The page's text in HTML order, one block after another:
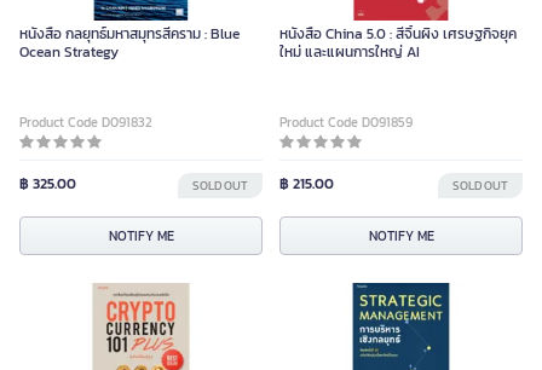
หนังสือ กลยุทธ์มหาสมุทรสีคราม : Blue
Ocean Strategy
Product Code D091832
฿ 325.00 SOLD OUT
NOTIFY ME
หนังสือ China 5.0 : สีจิ้นผิง เศรษฐกิจยุค
ใหม่ และแผนการใหญ่ AI
Product Code D091859
฿ 215.00 SOLD OUT
NOTIFY ME